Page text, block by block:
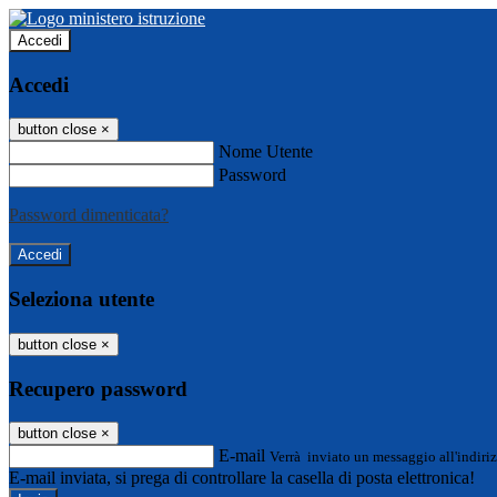
Accedi
Accedi
button close ×
Nome Utente
Password
Password dimenticata?
Seleziona utente
button close ×
Recupero password
button close ×
E-mail Verrà inviato un messaggio
E-mail inviata, si prega di controllare la casella di posta elettronica!